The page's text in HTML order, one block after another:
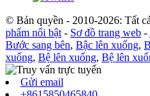
© Bản quyền - 2010-2026: Tất
phẩm nổi bật - Sơ đồ trang web -
Bước sang bên, Bậc lên xuống,
xuống, Bệ lên xuống, Bệ lên
Gửi email